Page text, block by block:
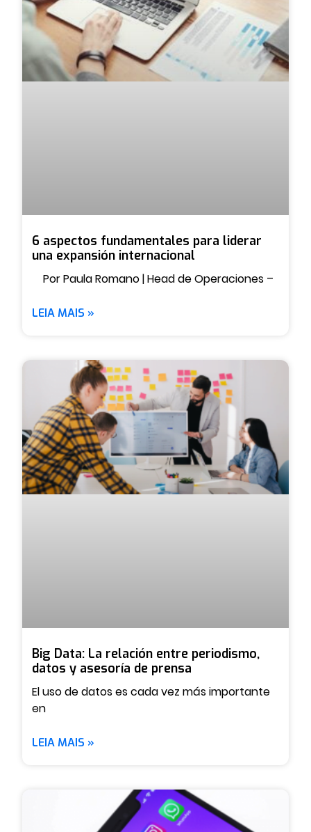
6 aspectos fundamentales para liderar
una expansión internacional
Por Paula Romano | Head de Operaciones –
LEIA MAIS »
Big Data: La relación entre periodismo,
datos y asesoría de prensa
El uso de datos es cada vez más importante
en
LEIA MAIS »